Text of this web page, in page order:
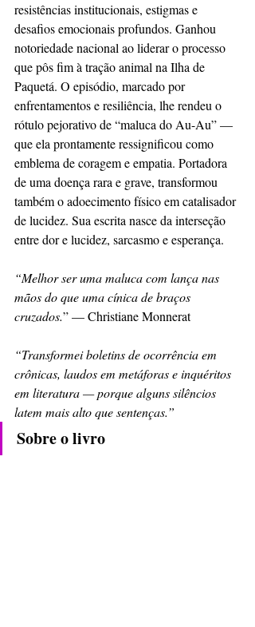
resistências institucionais, estigmas e
desafios emocionais profundos. Ganhou
notoriedade nacional ao liderar o processo
que pôs fim à tração animal na Ilha de
Paquetá. O episódio, marcado por
enfrentamentos e resiliência, lhe rendeu o
rótulo pejorativo de “maluca do Au-Au” —
que ela prontamente ressignificou como
emblema de coragem e empatia. Portadora
de uma doença rara e grave, transformou
também o adoecimento físico em catalisador
de lucidez. Sua escrita nasce da interseção
entre dor e lucidez, sarcasmo e esperança.
“Melhor ser uma maluca com lança nas
mãos do que uma cínica de braços
cruzados.” — Christiane Monnerat
“Transformei boletins de ocorrência em
crônicas, laudos em metáforas e inquéritos
em literatura — porque alguns silêncios
latem mais alto que sentenças.”
Sobre o livro